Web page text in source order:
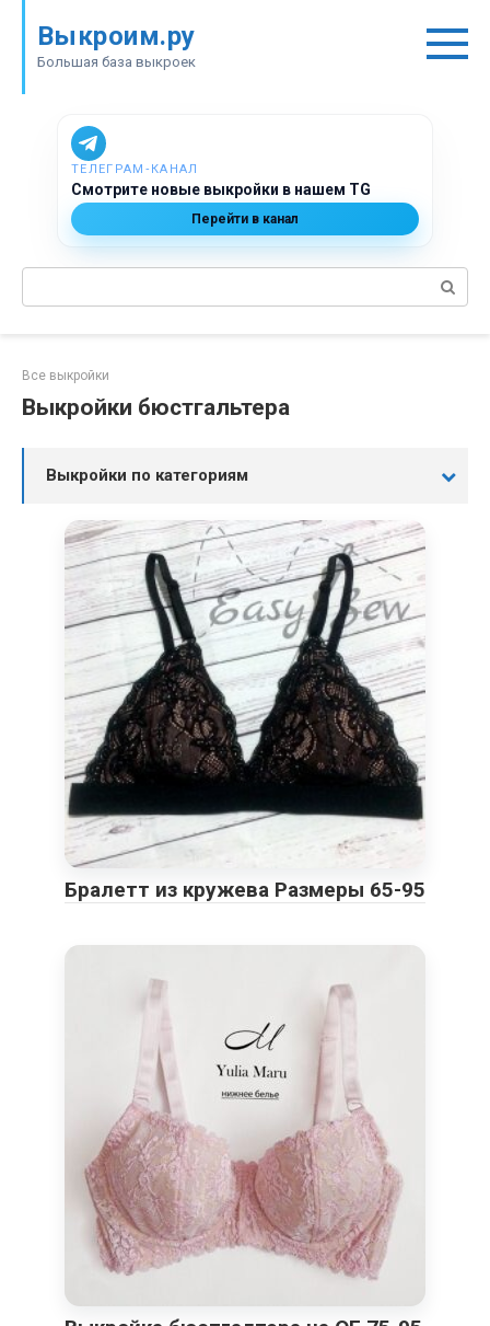
контенту
Выкроим.ру
Большая база выкроек
ТЕЛЕГРАМ‑КАНАЛ
Смотрите новые выкройки в нашем TG
Перейти в канал
Поиск:
Все выкройки
Выкройки бюстгальтера
Выкройки по категориям
Бралетт из кружева Размеры 65-95